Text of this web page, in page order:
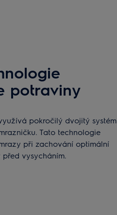
potraviny
pokročilý dvojitý systém
Tato technologie
při zachování optimální
vysycháním.